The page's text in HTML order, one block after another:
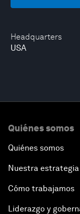
Headquarters
USA
Quiénes somos
Quiénes somos
Nuestra estrategia
Cómo trabajamos
Liderazgo y